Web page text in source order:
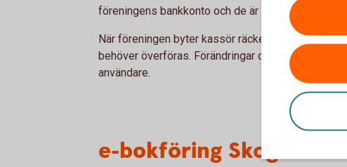
föreningens bankkonto och de är redo att konteras.
När föreningen byter kassör räcker det att
behöver överföras. Förändringar och
användare.
e-bokföring Skog- och